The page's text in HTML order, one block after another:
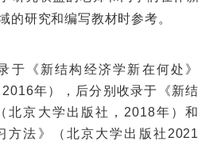
的研究和编写教材时参考。
于《新结构经济学新在何处》
2016年），后分别收录于《新结
北京大学出版社，2018年）和
方法》（北京大学出版社2021